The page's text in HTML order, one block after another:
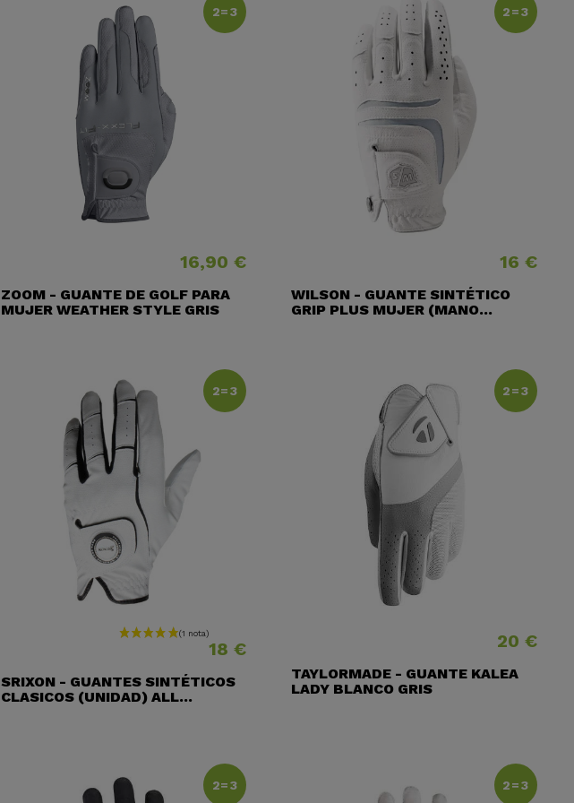
2=3
Precio
16,90 €
ZOOM - GUANTE DE GOLF PARA
MUJER WEATHER STYLE GRIS
2=3
Precio
16 €
WILSON - GUANTE SINTÉTICO
GRIP PLUS MUJER (MANO...
2=3
Precio 18 €
SRIXON - GUANTES SINTÉTICOS
CLASICOS (UNIDAD) ALL...
2=3
Precio
20 €
TAYLORMADE - GUANTE KALEA
LADY BLANCO GRIS
2=3 2=3